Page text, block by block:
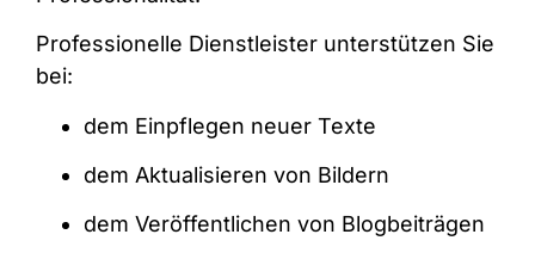
Professionelle Dienstleister unterstützen Sie
bei:
dem Einpflegen neuer Texte
dem Aktualisieren von Bildern
dem Veröffentlichen von Blogbeiträgen